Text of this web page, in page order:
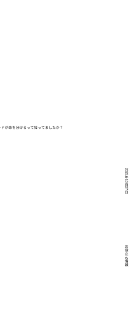
が命を分けるって知ってましたか？
2025年10月27日
お役立ち情報